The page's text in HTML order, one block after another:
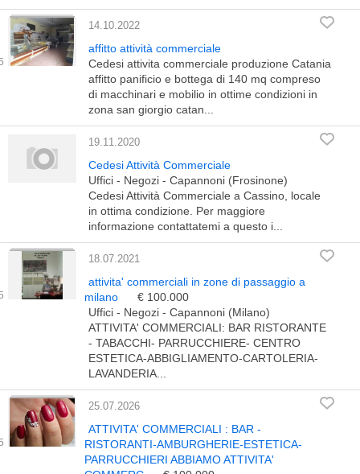
14.10.2022
affitto attività commerciale
Cedesi attivita commerciale produzione Catania
affitto panificio e bottega di 140 mq compreso
di macchinari e mobilio in ottime condizioni in
zona san giorgio catan...
19.11.2020
Cedesi Attività Commerciale
Uffici - Negozi - Capannoni (Frosinone)
Cedesi Attività Commerciale a Cassino, locale
in ottima condizione. Per maggiore
informazione contattatemi a questo i...
18.07.2021
attivita' commerciali in zone di passaggio a
milano
€ 100.000
Uffici - Negozi - Capannoni (Milano)
ATTIVITA' COMMERCIALI: BAR RISTORANTE
- TABACCHI- PARRUCCHIERE- CENTRO
ESTETICA-ABBIGLIAMENTO-CARTOLERIA-
LAVANDERIA...
25.07.2026
ATTIVITA' COMMERCIALI : BAR -
RISTORANTI-AMBURGHERIE-ESTETICA-
PARRUCCHIERI ABBIAMO ATTIVITA'